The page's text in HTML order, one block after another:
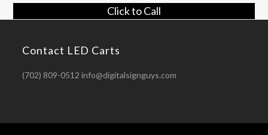
Click to Call
Contact LED Carts
(702) 809-0512 info@digitalsignguys.com